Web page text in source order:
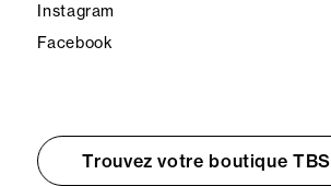
Instagram
Facebook
Trouvez votre boutique TBS